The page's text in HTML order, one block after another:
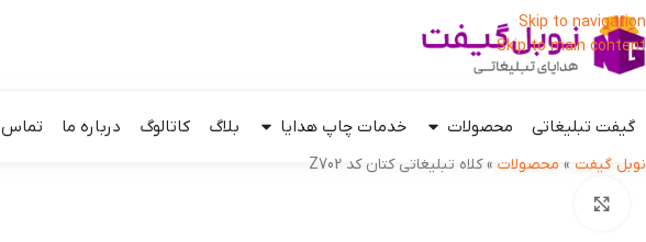
Skip to navigation
Skip to main content
گیفت تبلیغاتی محصولات خدمات چاپ هدایا بلاگ کاتالوگ درباره ما تماس
نوبل گیفت » محصولات »کلاه تبلیغاتی کتان کد Z702